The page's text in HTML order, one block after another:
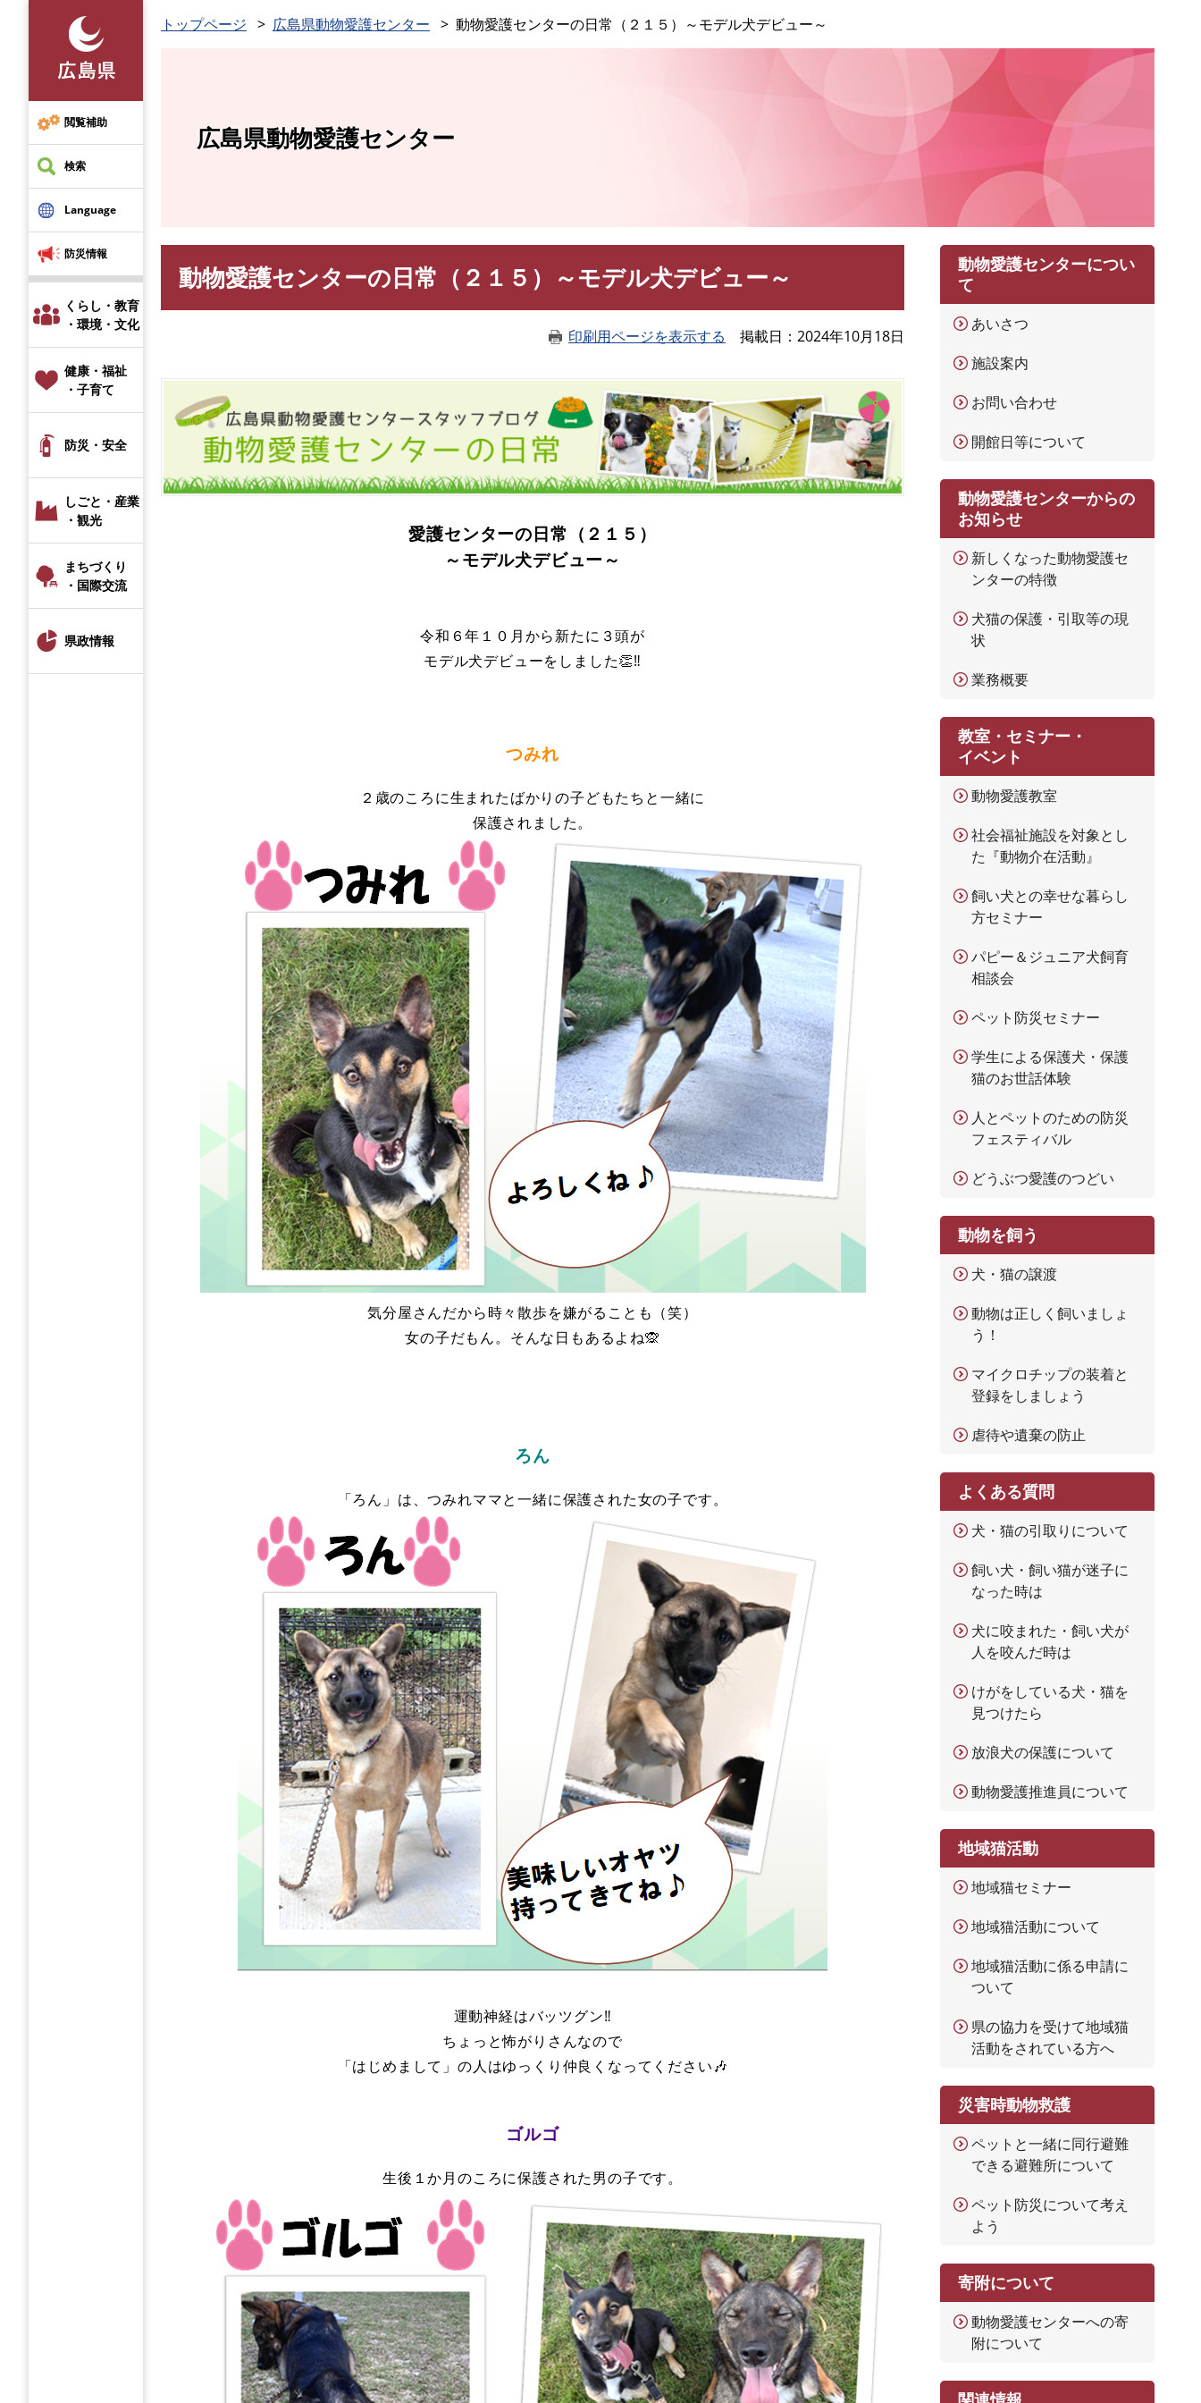
先
頭
で
す
閲覧補助
検索
Language
防災情報
くらし・教育
・環境・文化
健康・福祉
・子育て
防災・安全
しごと・産業
・観光
まちづくり
・国際交流
県政情報
トップページ 広島県動物愛護センター 動物愛護センターの日常（２１５）～モデル犬デビュー～
広島県動物愛護センター
動物愛護センターの日常（２１５）～モデル犬デビュー～
印刷用ページを表示する 掲載日 2024年10月18日
愛護センターの日常（２１５）
～モデル犬デビュー～
令和６年１０月から新たに３頭が
モデル犬デビューをしました👏‼
つみれ
２歳のころに生まれたばかりの子どもたちと一緒に
保護されました。
気分屋さんだから時々散歩を嫌がることも（笑）
女の子だもん。そんな日もあるよね🙊
ろん
「ろん」は、つみれママと一緒に保護された女の子です。
運動神経はバッツグン‼
ちょっと怖がりさんなので
「はじめまして」の人はゆっくり仲良くなってください🎶
ゴルゴ
生後１か月のころに保護された男の子です。
動物愛護センターについ
て
あいさつ
施設案内
お問い合わせ
開館日等について
動物愛護センターからの
お知らせ
新しくなった動物愛護セ
ンターの特徴
犬猫の保護・引取等の現
状
業務概要
教室・セミナー・
イベント
動物愛護教室
社会福祉施設を対象とし
た『動物介在活動』
飼い犬との幸せな暮らし
方セミナー
パピー＆ジュニア犬飼育
相談会
ペット防災セミナー
学生による保護犬・保護
猫のお世話体験
人とペットのための防災
フェスティバル
どうぶつ愛護のつどい
動物を飼う
犬・猫の譲渡
動物は正しく飼いましょ
う！
マイクロチップの装着と
登録をしましょう
虐待や遺棄の防止
よくある質問
犬・猫の引取りについて
飼い犬・飼い猫が迷子に
なった時は
犬に咬まれた・飼い犬が
人を咬んだ時は
けがをしている犬・猫を
見つけたら
放浪犬の保護について
動物愛護推進員について
地域猫活動
地域猫セミナー
地域猫活動について
地域猫活動に係る申請に
ついて
県の協力を受けて地域猫
活動をされている方へ
災害時動物救護
ペットと一緒に同行避難
できる避難所について
ペット防災について考え
よう
寄附について
動物愛護センターへの寄
附について